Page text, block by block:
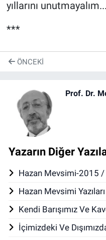
yıllarını
***
ÖNCEKI
Prof. Dr.
Yazarın Diğer
Hazan Mevsimi-2015
Hazan Mevsimi
Kendi Barışımız Ve
İçimizdeki Ve